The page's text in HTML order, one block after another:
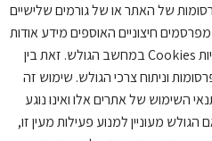
של האתר או של גורמים שלישיים
חיצוניים האוספים מידע אודות
הגולש לרבות באמצעות שתילת עוגיות Cookies במחשב הגולש. זאת בין
וניתוח צרכי הגולש. שימוש זה
השימוש של אתרים אלו ואינו נוגע
מעוניין למנוע פעילות מעין זו,